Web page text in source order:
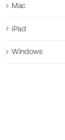
Mac
iPad
Windows